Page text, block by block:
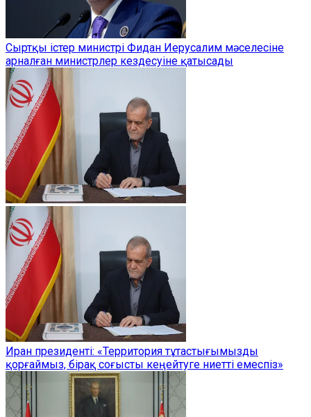
Сыртқы істер министрі Фидан Иерусалим мәселесіне
арналған министрлер кездесуіне қатысады
Иран президенті: «Территория тұтастығымызды
қорғаймыз, бірақ соғысты кеңейтуге ниетті емеспіз»